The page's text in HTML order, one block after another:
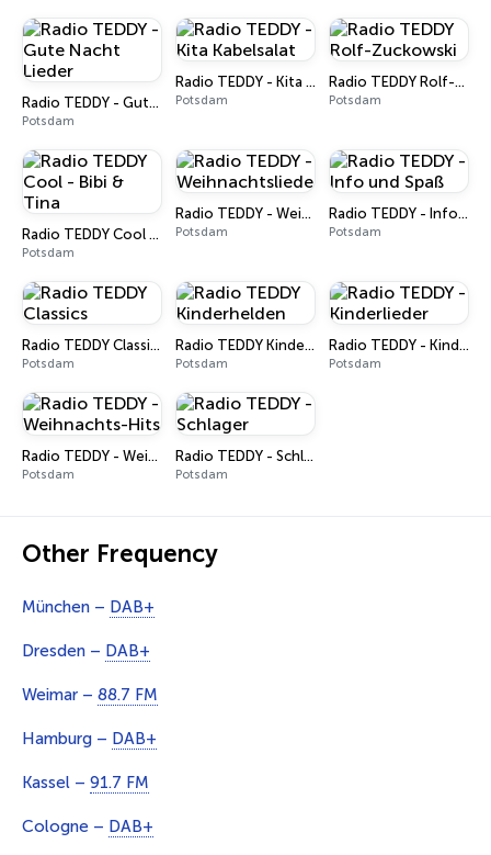
Radio TEDDY - Gute Nacht Lieder
Potsdam
Radio TEDDY - Kita Kabelsalat
Potsdam
Radio TEDDY Rolf-Zuckowski
Potsdam
Radio TEDDY Cool - Bibi & Tina
Potsdam
Radio TEDDY - Weihnachtslieder
Potsdam
Radio TEDDY - Info und Spaß
Potsdam
Radio TEDDY Classics
Potsdam
Radio TEDDY Kinderhelden
Potsdam
Radio TEDDY - Kinderlieder
Potsdam
Radio TEDDY - Weihnachts-Hits
Potsdam
Radio TEDDY - Schlager
Potsdam
Other Frequency
München – DAB+
Dresden – DAB+
Weimar – 88.7 FM
Hamburg – DAB+
Kassel – 91.7 FM
Cologne – DAB+